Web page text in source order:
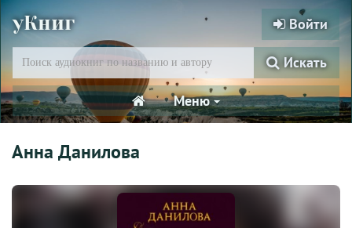
уКниг Войти
Искать
Меню
Анна Данилова